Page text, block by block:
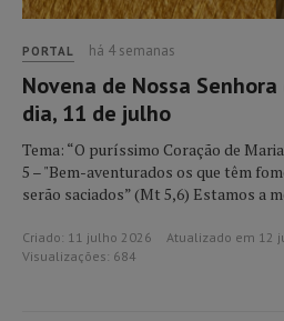
PORTAL há 4 semanas
Novena de Nossa
dia, 11 de julho
Tema: “O puríssimo Coração de
5 – "Bem-aventurados os que têm
serão saciados” (Mt 5,6) Estamos a
Criado: 11 julho 2026
Atualizado em 12
Visualizações: 684